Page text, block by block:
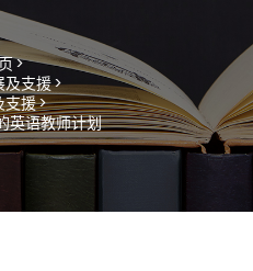
>
支援 >
援 >
英语教师计划